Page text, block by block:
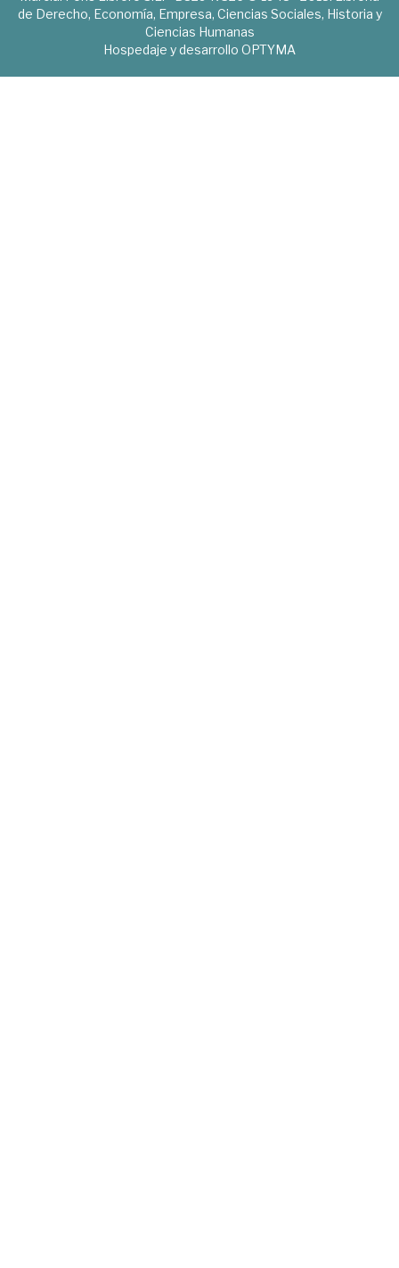
de Derecho, Economía, Empresa, Ciencias Sociales, Historia y
Ciencias Humanas
Hospedaje y desarrollo OPTYMA